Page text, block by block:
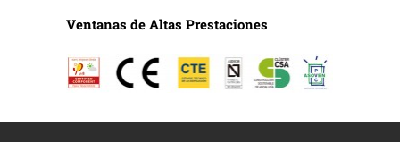
Ventanas de Altas Prestaciones